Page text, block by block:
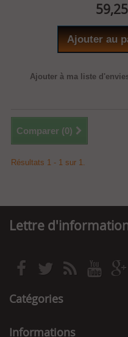
Ajouter au
Ajouter à ma liste
Comparer (0)
Résultats 1 - 1 sur 1.
Lettre
Catégories
Informations